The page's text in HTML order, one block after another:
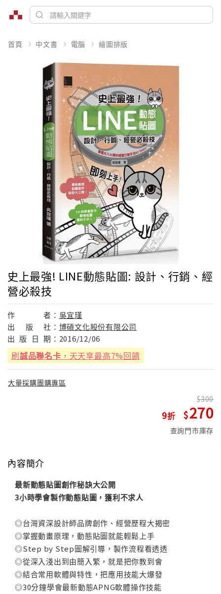
首頁 中文書 電腦 繪圖排版
史上最強! LINE動態貼圖: 設計、行銷、經
營必殺技
作 者： 吳宜瑾
出
版 社： 博碩文化股份有限公司
出 版 日 期： 2016/12/06
刷誠品聯名卡 ，天天享最高7%回饋
大量採購團購專區
9
300
270
查詢門市庫存
內容簡介
最新動態貼圖創作秘訣大公開
3小時學會製作動態貼圖，獲利不求人
◎台灣資深設計師品牌創作、經營歷程大揭密
◎掌握動畫原理，動態貼圖就能輕鬆上手
◎Step by Step圖解引導，製作流程看透透
◎從深入淺出到由簡入繁，就是把你教到會
◎結合常用軟體與特性，把應用技能大爆發
◎30分鐘學會最新動態APNG軟體操作技能